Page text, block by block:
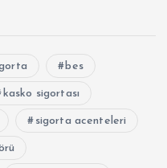
bes
kasko sigortası
sigorta acenteleri